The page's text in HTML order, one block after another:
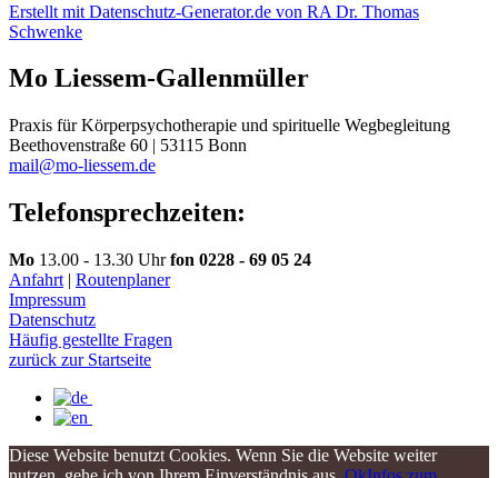
Erstellt mit Datenschutz-Generator.de von RA Dr. Thomas
Schwenke
Mo Liessem-Gallenmüller
Praxis für Körperpsychotherapie und spirituelle Wegbegleitung
Beethovenstraße 60 | 53115 Bonn
mail@mo-liessem.de
Telefonsprechzeiten:
Mo 13.00 - 13.30 Uhr fon 0228 - 69 05 24
Anfahrt | Routenplaner
Impressum
Datenschutz
Häufig gestellte Fragen
zurück zur Startseite
Diese Website benutzt Cookies. Wenn Sie die Website weiter